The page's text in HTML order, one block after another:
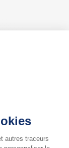
:
capital et